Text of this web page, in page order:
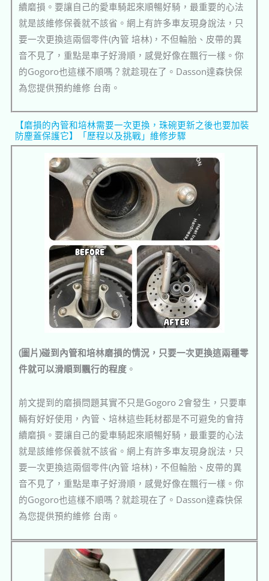
續磨損。要讓自己的愛車騎起來順暢好騎，最重要的心法
就是該維修保養就不該省。網上有許多車友現身說法，只
要一次更換這兩個零件(內管 培林)，不但輪胎、皮帶的異
音不見了，重點是車子好滑順，感覺好像在飄行一樣。你
的Gogoro也這樣不順嗎？就趁現在了。Dasson達森快保
為您提供預約維修 台南。
【磨損的內管和培林需要一次更換，珠碗更新之後也要加裝
防塵蓋保護它】「歷程以及挑戰」維修步驟
(圖片)碰到內管和培林磨損的情況，只要一次更換這兩種零
件就可以滑順到飄行的程度。
前文提到的磨損問題其實不只是Gogoro 2會發生，只要車
輛有好好使用，內管、培林這些耗材都是不可避免的會持
續磨損。要讓自己的愛車騎起來順暢好騎，最重要的心法
就是該維修保養就不該省。網上有許多車友現身說法，只
要一次更換這兩個零件(內管 培林)，不但輪胎、皮帶的異
音不見了，重點是車子好滑順，感覺好像在飄行一樣。你
的Gogoro也這樣不順嗎？就趁現在了。Dasson達森快保
為您提供預約維修 台南。